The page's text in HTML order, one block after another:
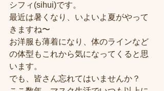
シフィ(sihui)です。
最近は暑くなり、いよいよ夏がやって
きますね〜
お洋服も薄着になり、体のラインなど
の体型もこれから気になってくると思
います。
でも、皆さん忘れてはいませんか？